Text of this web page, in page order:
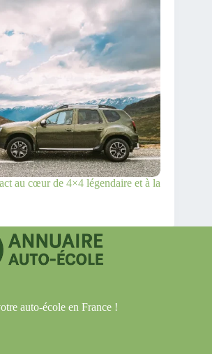
au cœur de 4×4 légendaire et à la
auto-école en France !